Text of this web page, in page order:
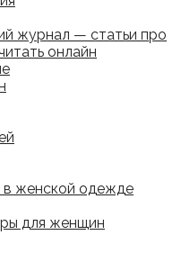
журнал — статьи про
онлайн
женской одежде
для женщин